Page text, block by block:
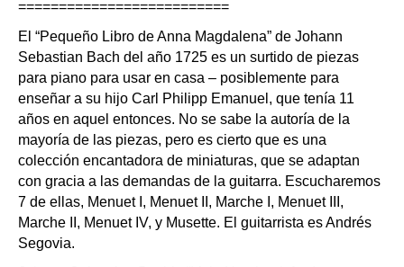
==========================
El “Pequeño Libro de Anna Magdalena” de Johann
Sebastian Bach del año 1725 es un surtido de piezas
para piano para usar en casa – posiblemente para
enseñar a su hijo Carl Philipp Emanuel, que tenía 11
años en aquel entonces. No se sabe la autoría de la
mayoría de las piezas, pero es cierto que es una
colección encantadora de miniaturas, que se adaptan
con gracia a las demandas de la guitarra. Escucharemos
7 de ellas, Menuet I, Menuet II, Marche I, Menuet III,
Marche II, Menuet IV, y Musette. El guitarrista es Andrés
Segovia.